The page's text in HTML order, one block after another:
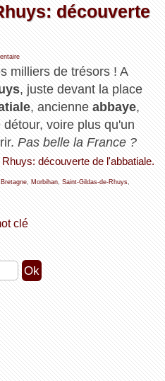
découverte
milliers de trésors ! A
, juste devant la place
, ancienneabbaye,
voire plus qu'un
Pas belle la France ?
découverte de l'abbatiale.
Bretagne, Morbihan, Saint-Gildas-de-Rhuys,
clé